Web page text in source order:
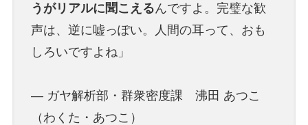
うがリアルに聞こえるんですよ。完璧な歓
声は、逆に嘘っぽい。人間の耳って、おも
しろいですよね」
— ガヤ解析部・群衆密度課 沸田 あつこ
（わくた・あつこ）